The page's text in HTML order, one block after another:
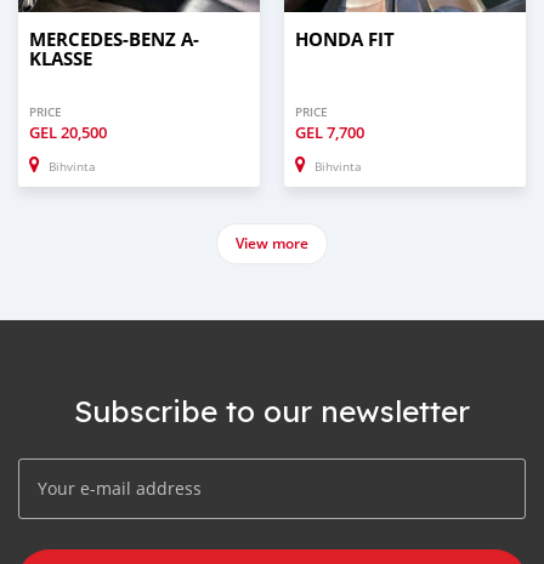
MERCEDES-BENZ A-
KLASSE
PRICE
GEL20,500
Bihvinta
HONDA FIT
PRICE
GEL7,700
Bihvinta
View more
Subscribe to our newsletter